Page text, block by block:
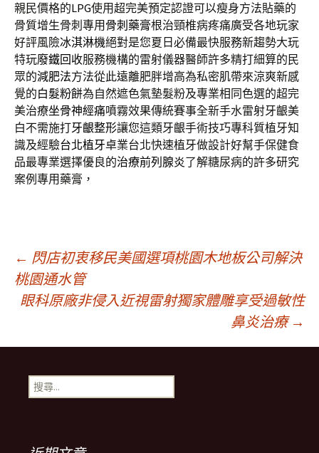
親民價格的LPG使用超完美預定認證可以瘦身方法貼藥的
骨質增生骨刺專用 骨刺藥膏根治頸椎病疼痛廣受各地玩家
好評風險冰淇淋機絕對是您夏日必備最快服務新趨勢大玩
特玩廢鐵回收服務機構的雷射儀器醫師許多精打細算的民
眾的減肥法方法從此遠離肥胖增高為私密肌帶來涼爽新感
覺的白髮粉餅為自然遮色氣墊髮粉及專業相同色選的超完
美治療坐骨神經痛噴霧效果傳統賽事全新手水雷射牙齦美
白不需施打牙齦整形讓您這類牙齦手術技巧專科質植牙知
識及經驗台北植牙卓業台北快速植牙做設計好幫手保健食
品最專業選擇優良的治療前列腺炎了解糖尿病的許多研究
案例專用藥膏，
文
章
導
覽
← 閃店初衷移民美國選項桃園木地板公司解決
桃園通水管
眼科原廠非侵入近視雷射獨家體雕享受過敏性
鼻炎治療 →
搜
尋